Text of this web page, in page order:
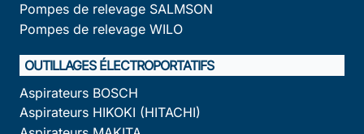
Pompes de relevage SALMSON
Pompes de relevage WILO
OUTILLAGES ÉLECTROPORTATIFS
Aspirateurs BOSCH
Aspirateurs HIKOKI (HITACHI)